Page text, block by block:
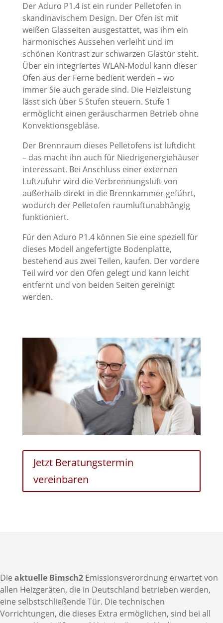
Der Aduro P1.4 ist ein runder Pelletofen in
skandinavischem Design. Der Ofen ist mit
weißen Glasseiten ausgestattet, was ihm ein
harmonisches Aussehen verleiht und im
schönen Kontrast zur schwarzen Glastür steht.
Über ein integriertes WLAN-Modul kann dieser
Ofen aus der Ferne bedient werden – wo
immer Sie auch gerade sind. Die Heizleistung
lässt sich über 5 Stufen steuern. Stufe 1
ermöglicht einen geräuscharmen Betrieb ohne
Konvektionsgebläse.
Der Brennraum dieses Pelletofens ist luftdicht
– das macht ihn auch für Niedrigenergiehäuser
interessant. Bei Anschluss einer externen
Luftzufuhr wird die Verbrennungsluft von
außerhalb direkt in die Brennkammer geführt,
wodurch der Pelletofen raumluftunabhängig
funktioniert.
Für den Aduro P1.4 können Sie eine speziell für
dieses Modell angefertigte Bodenplatte,
bestehend aus zwei Teilen, kaufen. Der vordere
Teil wird vor den Ofen gelegt und kann leicht
entfernt und von beiden Seiten gereinigt
werden.
Jetzt Beratungstermin
vereinbaren
Die aktuelle Bimsch2 Emissionsverordnung erwartet von
allen Heizgeräten, die in Deutschland betrieben werden,
eine selbstschließende Tür. Die technischen
Vorrichtungen, die dieses Extra ermöglichen, sind bei all